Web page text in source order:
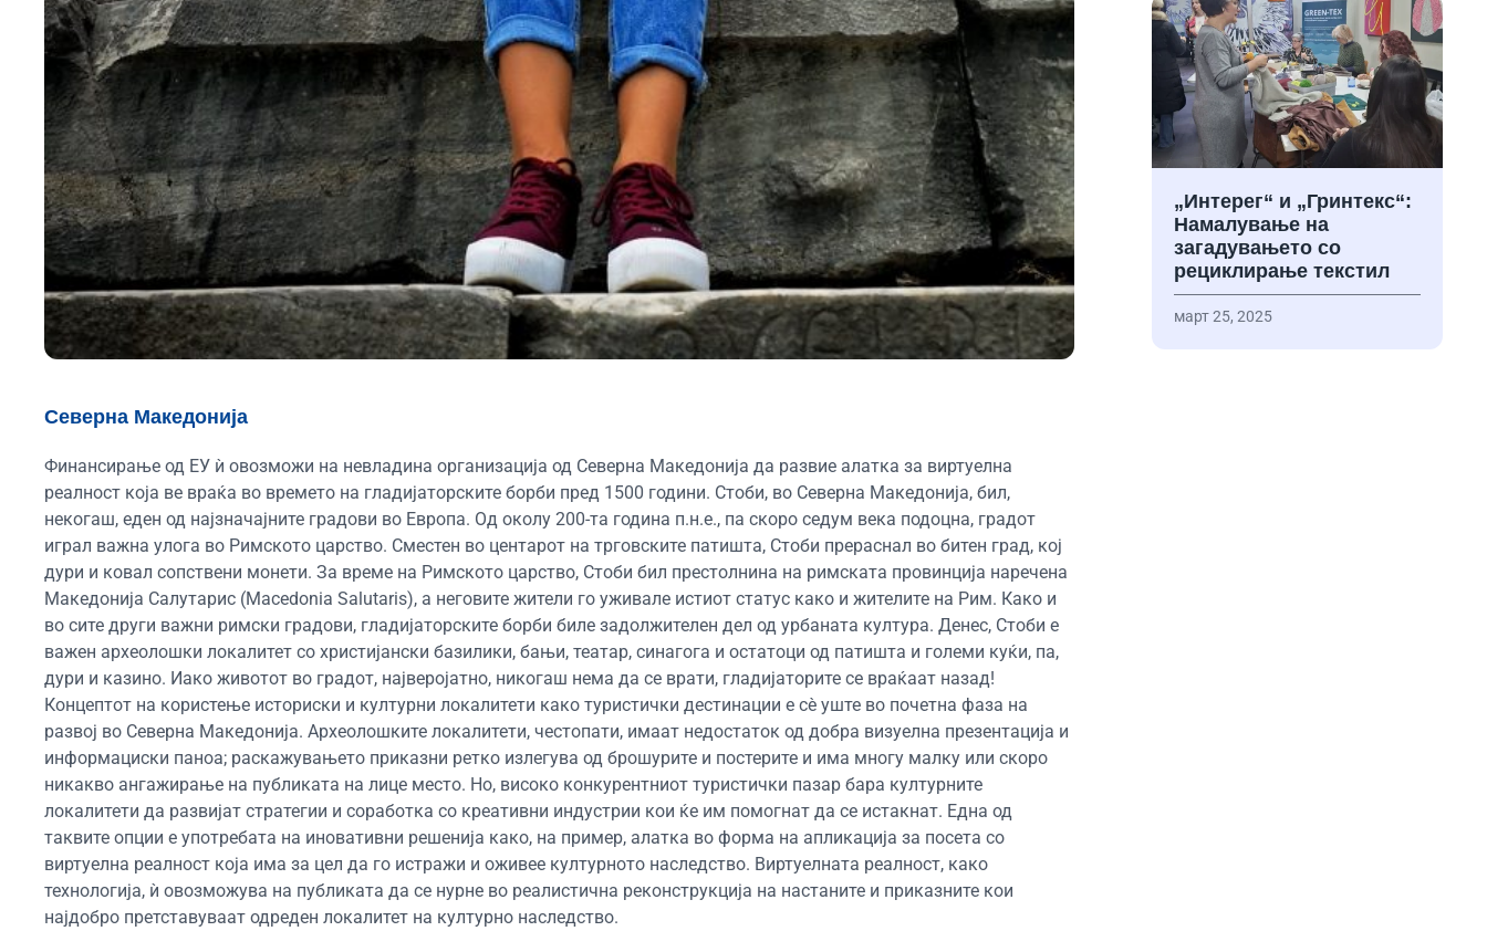
Северна Македонија
Финансирање од ЕУ ѝ овозможи на невладина организација од Северна Македонија да развие алатка за виртуелна
реалност која ве враќа во времето на гладијаторските борби пред 1500 години. Стоби, во Северна Македонија, бил,
некогаш, еден од најзначајните градови во Европа. Од околу 200-та година п.н.е., па скоро седум века подоцна, градот
играл важна улога во Римското царство. Сместен во центарот на трговските патишта, Стоби прераснал во битен град, кој
дури и ковал сопствени монети. За време на Римското царство, Стоби бил престолнина на римската провинција наречена
Македонија Салутарис (Macedonia Salutaris), а неговите жители го уживале истиот статус како и жителите на Рим. Како и
во сите други важни римски градови, гладијаторските борби биле задолжителен дел од урбаната култура. Денес, Стоби е
важен археолошки локалитет со христијански базилики, бањи, театар, синагога и остатоци од патишта и големи куќи, па,
дури и казино. Иако животот во градот, најверојатно, никогаш нема да се врати, гладијаторите се враќаат назад!
Концептот на користење историски и културни локалитети како туристички дестинации е сè уште во почетна фаза на
развој во Северна Македонија. Археолошките локалитети, честопати, имаат недостаток од добра визуелна презентација и
информациски паноа; раскажувањето приказни ретко излегува од брошурите и постерите и има многу малку или скоро
никакво ангажирање на публиката на лице место. Но, високо конкурентниот туристички пазар бара културните
локалитети да развијат стратегии и соработка со креативни индустрии кои ќе им помогнат да се истакнат. Една од
таквите опции е употребата на иновативни решенија како, на пример, алатка во форма на апликација за посета со
виртуелна реалност која има за цел да го истражи и оживее културното наследство. Виртуелната реалност, како
технологија, ѝ овозможува на публиката да се нурне во реалистична реконструкција на настаните и приказните кои
најдобро претставуваат одреден локалитет на културно наследство.
„Интерег“ и „Гринтекс“:
Намалување на
загадувањето со
рециклирање текстил
март 25, 2025